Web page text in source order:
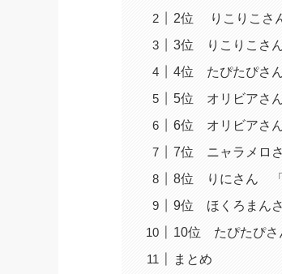
2位 りこりこさ
3位 りこりこさ
4位 たぴたぴさ
5位 オリビアさ
6位 オリビアさ
7位 ニャラメロ
8位 りにさん 「
9位 ほくろまん
10位 たぴたぴさ
まとめ